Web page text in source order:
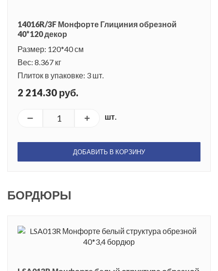
14016R/3F Монфорте Глициния обрезной
40*120 декор
Размер: 120*40 см
Вес: 8.367 кг
Плиток в упаковке: 3 шт.
2 214.30 руб.
шт.
ДОБАВИТЬ В КОРЗИНУ
БОРДЮРЫ